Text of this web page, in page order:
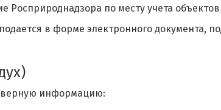
Росприроднадзора по месту учета
в форме электронного документа,
информацию: